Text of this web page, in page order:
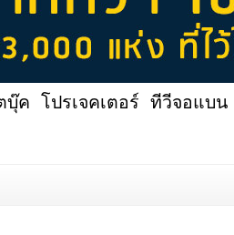
ค โปรเจคเตอร์ ทีวีจอแ